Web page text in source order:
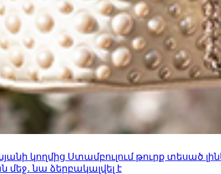
կողմից Ստամբուլում թուրք տեսած
նա ձերբակալվել է